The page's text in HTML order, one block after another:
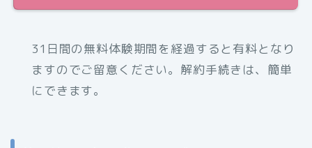
31日間の無料体験期間を経過すると有料となり
ますのでご留意ください。解約手続きは、簡単
にできます。